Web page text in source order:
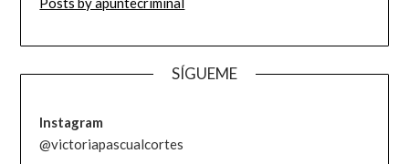
SÍGUEME
Instagram
@victoriapascualcortes